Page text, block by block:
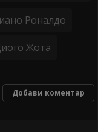
Роналдо
Жота
Добави коментар